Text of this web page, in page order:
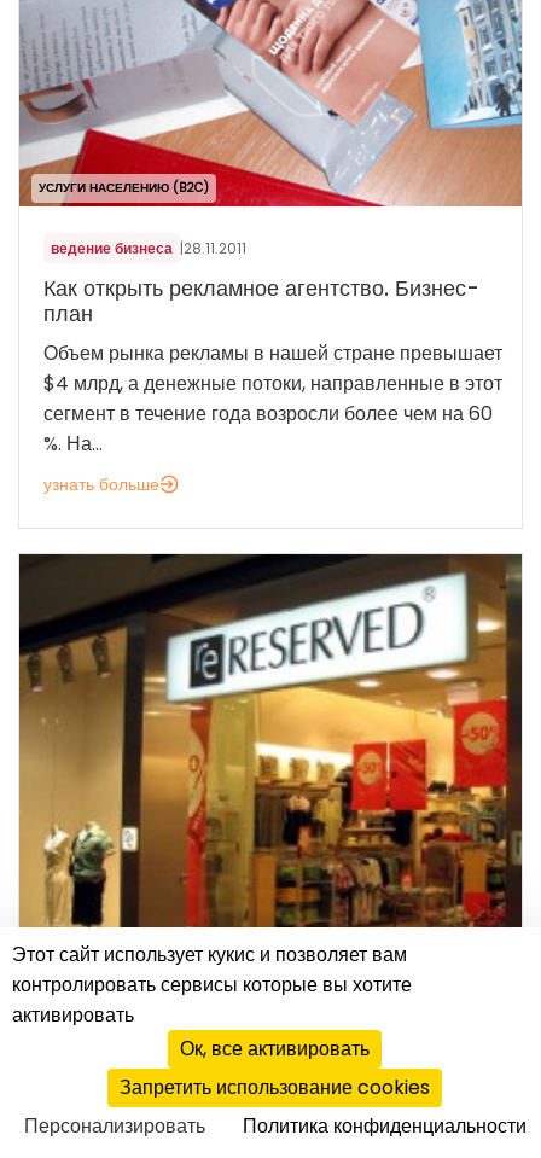
УСЛУГИ НАСЕЛЕНИЮ (B2C)
ведение бизнеса |28.11.2011
Как открыть рекламное агентство. Бизнес-
план
Объем рынка рекламы в нашей стране превышает
$4 млрд, а денежные потоки, направленные в этот
сегмент в течение года возросли более чем на 60
%. На...
узнать больше
ведение бизнеса 20.09.2011
Как открыть магазин одежды
Этот сайт использует кукис и позволяет вам
контролировать сервисы которые вы хотите
активировать
Ок, все активировать
Запретить использование cookies
Персонализировать
Политика конфиденциальности